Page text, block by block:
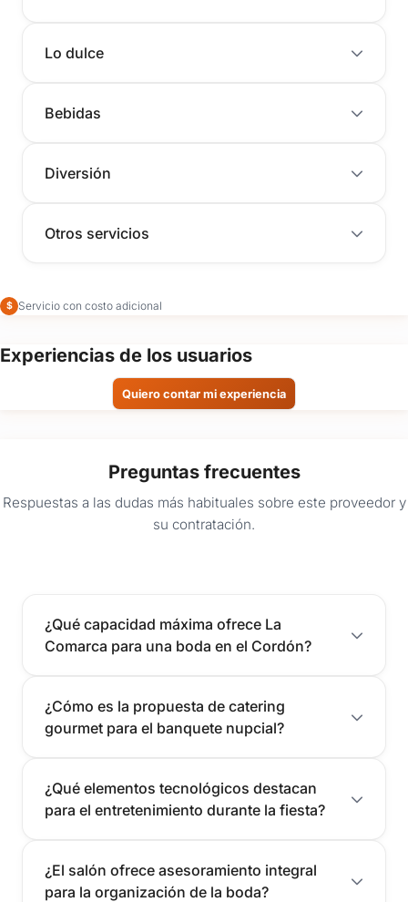
Lo dulce
Bebidas
Diversión
Otros servicios
$ Servicio con costo adicional
Experiencias de los usuarios
Quiero contar mi experiencia
Preguntas frecuentes
Respuestas a las dudas más habituales sobre este proveedor y
su contratación.
¿Qué capacidad máxima ofrece La
Comarca para una boda en el Cordón?
¿Cómo es la propuesta de catering
gourmet para el banquete nupcial?
¿Qué elementos tecnológicos destacan
para el entretenimiento durante la fiesta?
¿El salón ofrece asesoramiento integral
para la organización de la boda?